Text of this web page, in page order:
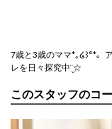
7歳と3歳のママ*｡໒꒱°*。
レを日々探究中¨̮☆
このスタッフのコ